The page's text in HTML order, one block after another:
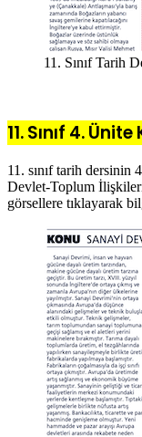
11. Sınıf Tarih
11. Sınıf 4.
11. sınıf tarih dersinin
Devlet-Toplum
görsellere tıklayarak